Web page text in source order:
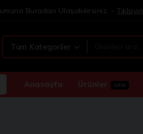
Buradan Ulaşabilirsiniz. - Tıklayın
Anasayfa Ürünler ARM